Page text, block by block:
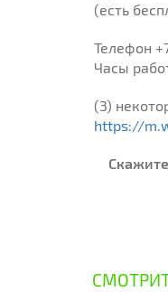
(есть
Телефон
Часы
(3)
https://